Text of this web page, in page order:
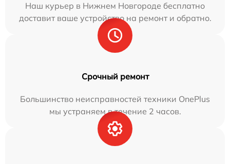
Наш курьер в Нижнем Новгороде бесплатно
доставит ваше устройство на ремонт и обратно.
Срочный ремонт
Большинство неисправностей техники OnePlus
мы устраняем в течение 2 часов.